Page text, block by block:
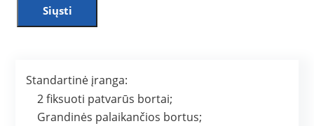
Siųsti
Standartinė įranga:
2 fiksuoti patvarūs bortai;
Grandinės palaikančios bortus;